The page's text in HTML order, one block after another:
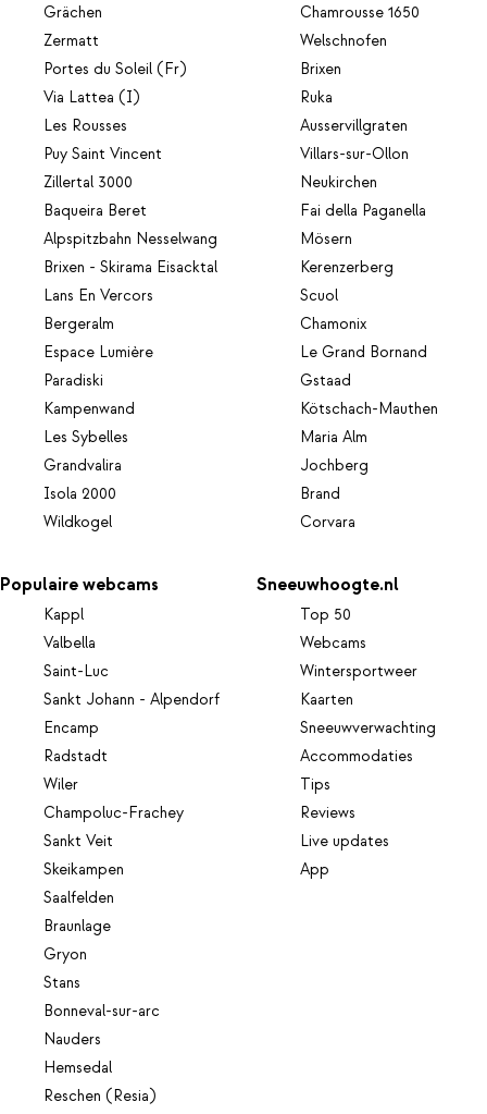
Grächen
Zermatt
Portes du Soleil (Fr)
Via Lattea (I)
Les Rousses
Puy Saint Vincent
Zillertal 3000
Baqueira Beret
Alpspitzbahn Nesselwang
Brixen - Skirama Eisacktal
Lans En Vercors
Bergeralm
Espace Lumière
Paradiski
Kampenwand
Les Sybelles
Grandvalira
Isola 2000
Wildkogel
Chamrousse 1650
Welschnofen
Brixen
Ruka
Ausservillgraten
Villars-sur-Ollon
Neukirchen
Fai della Paganella
Mösern
Kerenzerberg
Scuol
Chamonix
Le Grand Bornand
Gstaad
Kötschach-Mauthen
Maria Alm
Jochberg
Brand
Corvara
Populaire webcams
Kappl
Valbella
Saint-Luc
Sankt Johann - Alpendorf
Encamp
Radstadt
Wiler
Champoluc-Frachey
Sankt Veit
Skeikampen
Saalfelden
Braunlage
Gryon
Stans
Bonneval-sur-arc
Nauders
Hemsedal
Reschen (Resia)
Sneeuwhoogte.nl
Top 50
Webcams
Wintersportweer
Kaarten
Sneeuwverwachting
Accommodaties
Tips
Reviews
Live updates
App